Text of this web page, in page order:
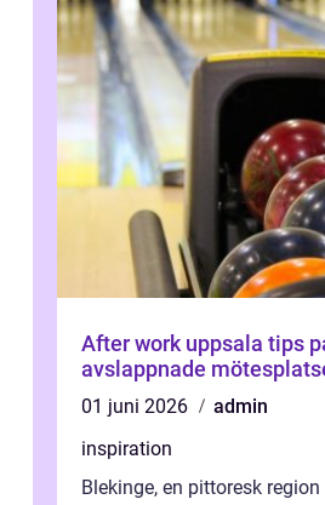
After work uppsala tips på
avslappnade
01 juni 2026
admin
inspiration
Blekinge, en pittoresk